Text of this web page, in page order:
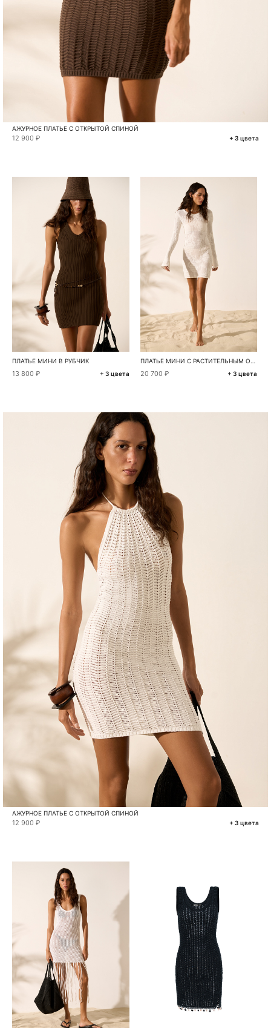
АЖУРНОЕ ПЛАТЬЕ С ОТКРЫТОЙ СПИНОЙ
12 900 ₽ + 3 цвета
ПЛАТЬЕ МИНИ В РУБЧИК
13 800 ₽ + 3 цвета
ПЛАТЬЕ МИНИ С РАСТИТЕЛЬНЫМ ОРНАМЕНТОМ
20 700 ₽ + 3 цвета
АЖУРНОЕ ПЛАТЬЕ С ОТКРЫТОЙ СПИНОЙ
12 900 ₽ + 3 цвета